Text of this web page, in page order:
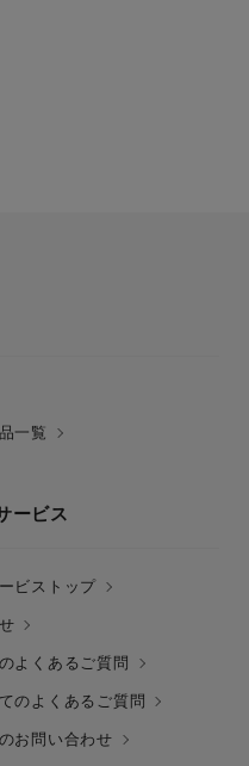
一覧
ービス
ビストップ
よくあるご質問
のよくあるご質問
お問い合わせ